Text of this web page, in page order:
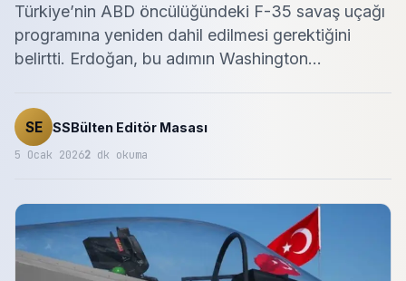
Türkiye’nin ABD öncülüğündeki F-35 savaş uçağı
programına yeniden dahil edilmesi gerektiğini
belirtti. Erdoğan, bu adımın Washington…
SE SSBülten Editör Masası
5 Ocak 20262 dk okuma